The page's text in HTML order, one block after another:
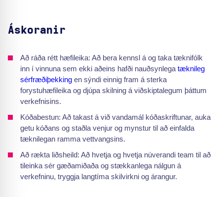
Áskoranir
Að ráða rétt hæfileika: Að bera kennsl á og taka tæknifólk
inn í vinnuna sem ekki aðeins hafði nauðsynlega tæknileg
sérfræðiþekking en sýndi einnig fram á sterka
forystuhæfileika og djúpa skilning á viðskiptalegum þáttum
verkefnisins.
Kóðabestun: Að takast á við vandamál kóðaskriftunar, auka
getu kóðans og staðla venjur og mynstur til að einfalda
tæknilegan ramma vettvangsins.
Að rækta liðsheild: Að hvetja og hvetja núverandi team til að
tileinka sér gæðamiðaða og stækkanlega nálgun á
verkefninu, tryggja langtíma skilvirkni og árangur.